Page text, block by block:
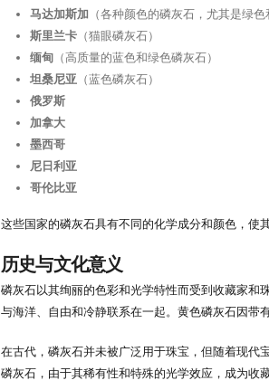
马达加斯加 （各种颜色的磷灰石，尤其是绿色
斯里兰卡 （猫眼磷灰石）
缅甸 （高质量的蓝色和绿色磷灰石）
坦桑尼亚 （蓝色磷灰石）
俄罗斯
加拿大
墨西哥
尼日利亚
哥伦比亚
这些国家的磷灰石具有不同的化学成分和颜色，使
历史与文化意义
磷灰石以其绚丽的色彩和光学特性而受到收藏家和
与海洋、自由和冷静联系在一起。黄色磷灰石因带
在古代，磷灰石并未被广泛用于珠宝，但随着现代
磷灰石，由于其稀有性和特殊的光学效应，成为收